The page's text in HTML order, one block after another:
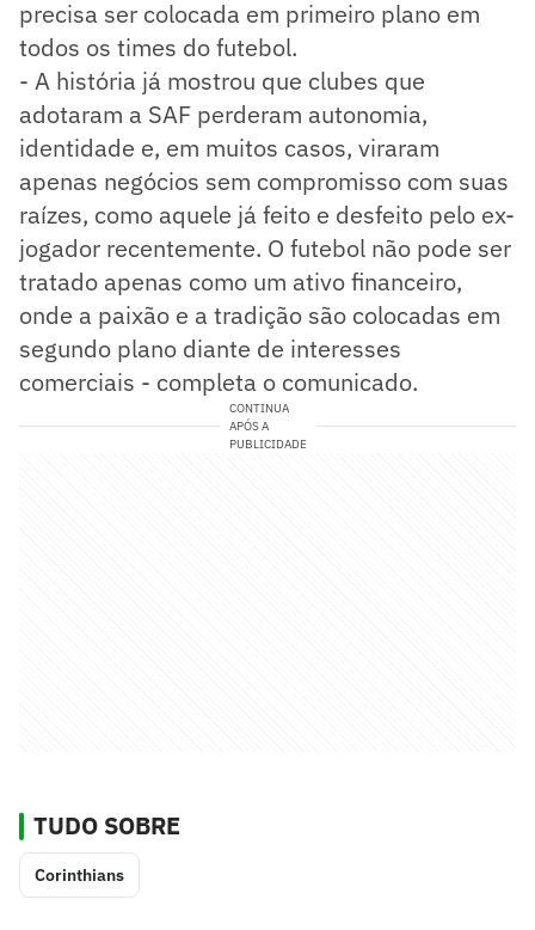
precisa ser colocada em primeiro plano em
todos os times do futebol.
- A história já mostrou que clubes que
adotaram a SAF perderam autonomia,
identidade e, em muitos casos, viraram
apenas negócios sem compromisso com suas
raízes, como aquele já feito e desfeito pelo ex-
jogador recentemente. O futebol não pode ser
tratado apenas como um ativo financeiro,
onde a paixão e a tradição são colocadas em
segundo plano diante de interesses
comerciais - completa o comunicado.
CONTINUA
APÓS A
PUBLICIDADE
TUDO SOBRE
Corinthians